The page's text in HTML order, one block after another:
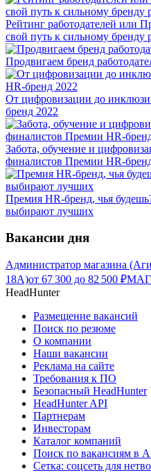
Рейтинг работодателей или
свой путь к сильному бренду
Продвигаем бренд
От цифровизации до
бренд 2022
Забота, обучение и
финалистов Премии HR-
Премия HR-бренд, чья
выбирают лучших
Вакансии дня
Администратор магазина
18А)от 67 300 до 82 500 ₽
HeadHunter
Размещение вакансий
Поиск по резюме
О компании
Наши вакансии
Реклама на сайте
Требования к ПО
Безопасный HeadHunter
HeadHunter API
Партнерам
Инвесторам
Каталог компаний
Поиск по вакансиям в
Сетка: соцсеть для